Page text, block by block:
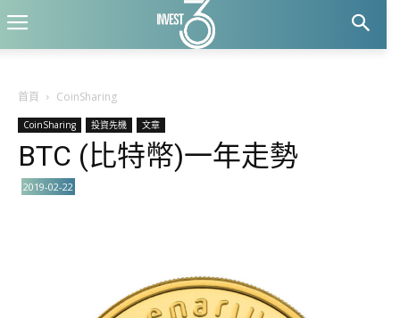
首頁 CoinSharing
CoinSharing 投資先機 文章
BTC (比特幣)一年走勢
2019-02-22